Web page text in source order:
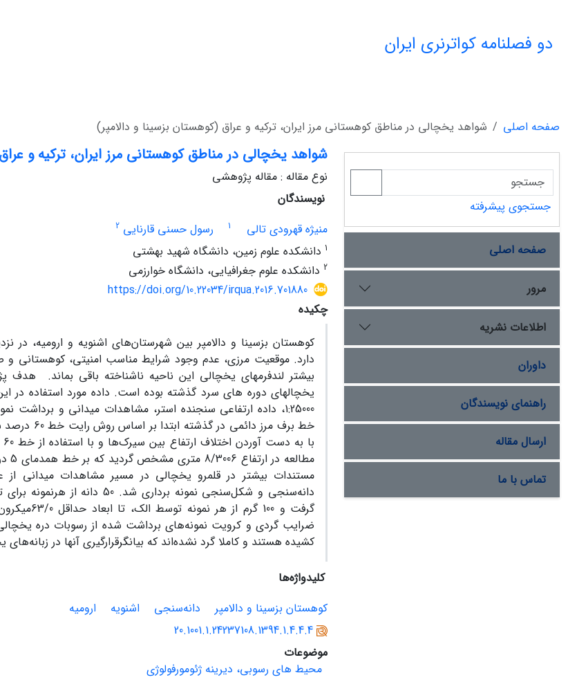
دو فصلنامه کواترنری ایران
صفحه اصلی شواهد یخچالی در مناطق کوهستانی مرز ایران، ترکیه و عراق (کوهستان بزسینا و دالامپر)
شواهد یخچالی در مناطق کوهستانی مرز ایران، ترکیه و
نوع مقاله : مقاله پژوهشی
نویسندگان
منیژه قهرودی تالی
1 رسول حسنی قارنایی 2
1 دانشکده علوم زمین، دانشگاه شهید بهشتی
2 دانشکده علوم جغرافیایی، دانشگاه خوارزمی
https://doi.org/10.22034/irqua.2016.701880
چکیده
کوهستان بزسینا و دالامپر بین شهرستان‌‌های اشنویه و ارومیه، در
دارد. موقعیت مرزی، عدم وجود شرایط مناسب امنیتی،
بیشتر لندفرمهای یخچالی این ناحیه ناشناخته باقی بماند.
یخچالهای دوره های سرد گذشته بوده است. داده مورد استفاده در
1:25000، داده ارتفاعی سنجنده استر، مشاهدات میدانی و
خط برف مرز
دانه‌سنجی و شکل‌سنجی نمونه برداری
گرفت و 100
ضرایب گردی و کرویت نمونه‌های برداشت شده از رسوبات دره یخچالی
کشیده هستند و کاملا گرد نشده‌اند که بیانگرقرارگیری آنها در
کلیدواژه‌ها
کوهستان بزسینا و دالامپر
دانه‌سنجی اشنویه
ارومیه
20.1001.1.24237108.1394.1.4.4.4
موضوعات
محیط های رسوبی، دیرینه ژئومورفولوژی
جستجوی پیشرفته
صفحه اصلی
مرور
اطلاعات نشریه
داوران
راهنمای نویسندگان
ارسال مقاله
تماس با ما